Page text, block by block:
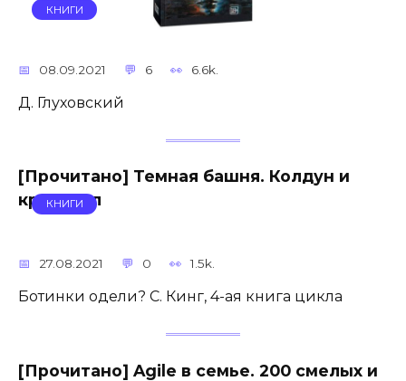
КНИГИ
08.09.2021 6 6.6k.
Д. Глуховский
[Прочитано] Темная башня. Колдун и
кристалл
КНИГИ
27.08.2021 0 1.5k.
Ботинки одели? С. Кинг, 4-ая книга цикла
[Прочитано] Agile в семье. 200 смелых и